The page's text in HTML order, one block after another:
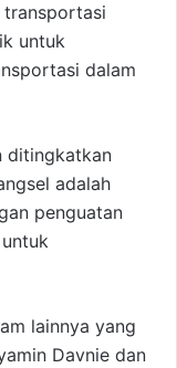
transportasi
untuk
dalam
ditingkatkan
adalah
penguatan
lainnya yang
Davnie dan